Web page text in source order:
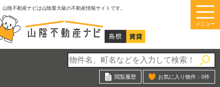
このページの本文へ
山陰不動産ナビは山陰最大級の不動産情報サイトです。
メニュー
閲覧履歴 お気に入り物件： 0件